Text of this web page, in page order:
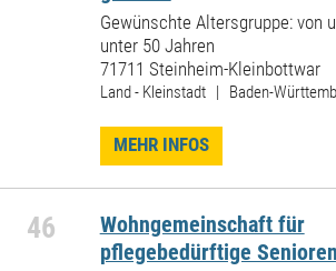
Gewünschte Altersgruppe: von
unter 50 Jahren
71711 Steinheim-Kleinbottwar
Land - Kleinstadt | Baden-
MEHR INFOS
46
Wohngemeinschaft für
pflegebedürftige Senioren